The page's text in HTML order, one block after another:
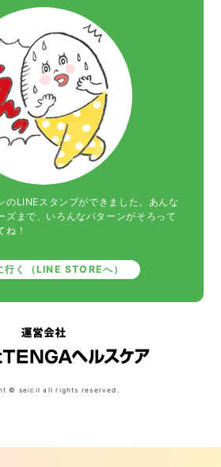
のLINEスタンプができました。あんな
ズまで、いろんなパターンがそろって
ね！
行く（LINE STOREへ）
© seicil all rights reserved.